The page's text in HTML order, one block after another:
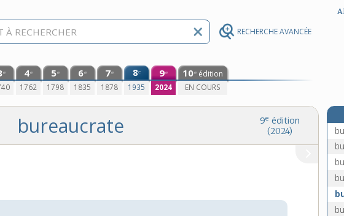
RECHERCHE AVANCÉE
e 4e
1762
5e
1798
6e
1835
7e
1878
8e
1935
9e
2024
10e édition
EN COURS
9e édition
(2024)
bureaucrate